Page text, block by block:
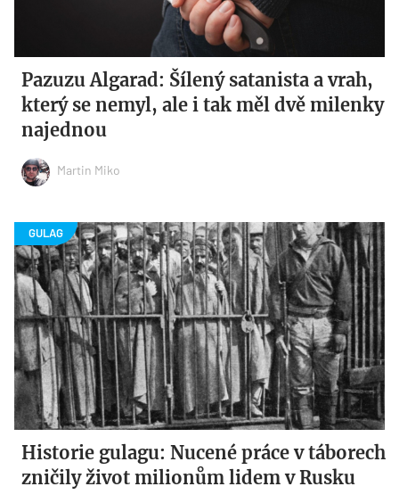
Pazuzu Algarad: Šílený satanista a vrah,
který se nemyl, ale i tak měl dvě milenky
najednou
Martin Miko
Historie gulagu: Nucené práce v táborech
zničily život milionům lidem v Rusku